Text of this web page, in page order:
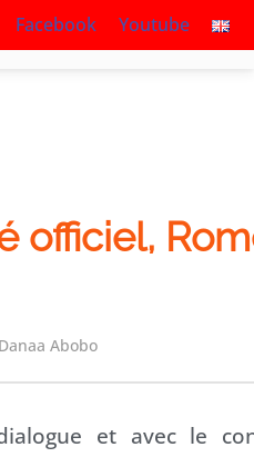
Facebook Youtube
officiel,
Abobo
et avec le